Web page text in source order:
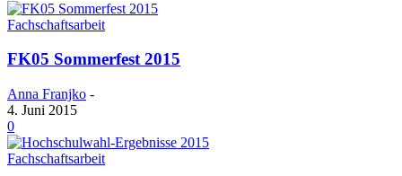
Fachschaftsarbeit
FK05 Sommerfest 2015
Anna Franjko -
4. Juni 2015
0
Fachschaftsarbeit